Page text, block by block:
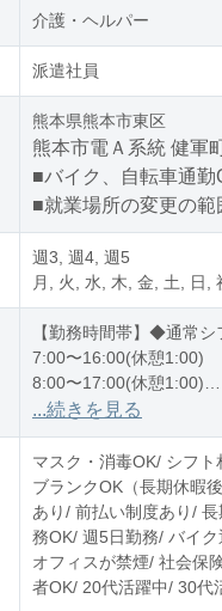
介護・ヘルパー
派遣社員
熊本県熊本市東区
熊本市電Ａ系統 健軍
■バイク、自転車通勤
■就業場所の変更の範
週3, 週4, 週5
月, 火, 水, 木, 金, 土, 日,
【勤務時間帯】◆通常
7:00〜16:00(休憩1:00)
8:00〜17:00(休憩1:00)
12:00〜21:00(休憩1:00)
※残業：0〜10時間程度/
...続きを見る
マスク・消毒OK/ シフ
ブランクOK（長期休暇
あり/ 前払い制度あり/
務OK/ 週5日勤務/ バイ
オフィスが禁煙/ 社会保
者OK/ 20代活躍中/ 30代